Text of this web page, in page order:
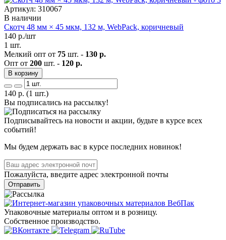
Артикул: 310067
В наличии
Скотч 48 мм × 45 мкм, 132 м, WebPack, коричневый
140 р./шт
1 шт.
Мелкий опт от 75 шт. - 130 р.
Опт от 200 шт. - 120 р.
В корзину
140 р. (1 шт.)
Вы подписались на рассылку!
Подписывайтесь на новости и акции, будьте в курсе всех
событий!
Мы будем держать вас в курсе последних новинок!
Пожалуйста, введите адрес электронной почты
Отправить
Упаковочные материалы оптом и в розницу.
Собственное производство.